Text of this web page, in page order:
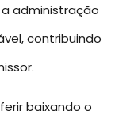
administração
contribuindo
baixando o